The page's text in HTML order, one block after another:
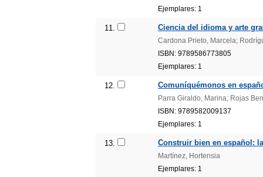
Ejemplares: 1
11. Ciencia del idioma y arte
Cardona Prieto, Marcela;
ISBN: 9789586773805
Ejemplares: 1
12. Comuníquémonos en
Parra Giraldo, Marina; Rojas
ISBN: 9789582009137
Ejemplares: 1
13. Construir bien en español:
Martínez, Hortensia
Ejemplares: 1